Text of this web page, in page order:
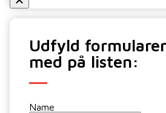
Udfyld
med på listen:
Name